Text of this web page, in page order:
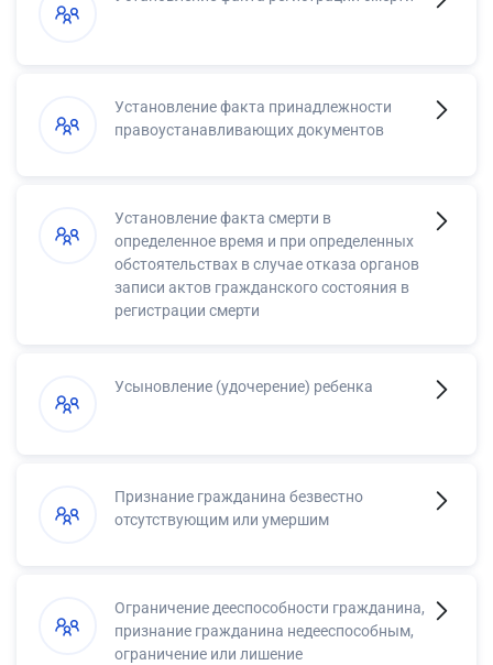
Установление факта принадлежности
правоустанавливающих документов
Установление факта смерти в
определенное время и при определенных
обстоятельствах в случае отказа органов
записи актов гражданского состояния в
регистрации смерти
Усыновление (удочерение) ребенка
Признание гражданина безвестно
отсутствующим или умершим
Ограничение дееспособности гражданина,
признание гражданина недееспособным,
ограничение или лишение